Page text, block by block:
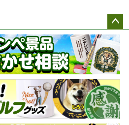
ペー
ジト
ップ
へ